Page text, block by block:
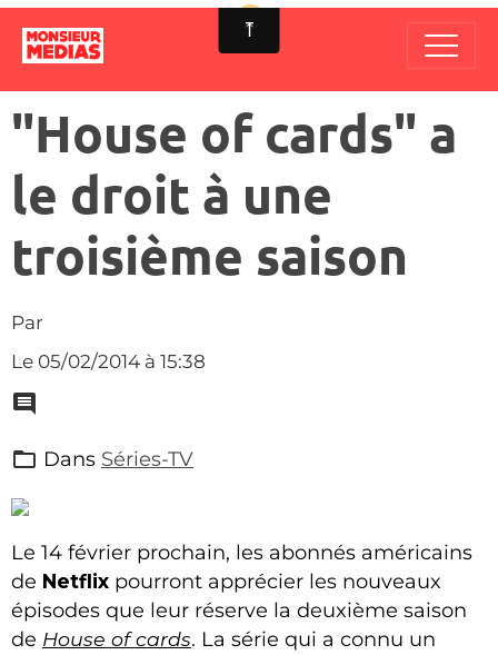
"House of cards" a
le droit à une
troisième saison
Par
Le 05/02/2014 à 15:38
Dans Séries-TV
Le 14 février prochain, les abonnés américains
de Netflix pourront apprécier les nouveaux
épisodes que leur réserve la deuxième saison
de House of cards. La série qui a connu un